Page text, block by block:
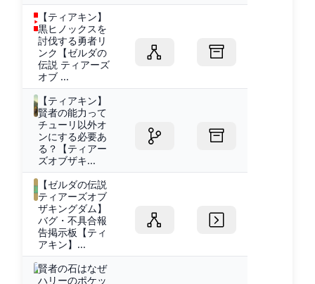
【ティアキン】
黒ヒノックスを
討伐する勇者リ
ンク【ゼルダの
伝説 ティアーズ
オブ ...
【ティアキン】
賢者の能力って
チューリ以外オ
ンにする必要あ
る？【ティアー
ズオブザキ...
【ゼルダの伝説
ティアーズオブ
ザキングダム】
バグ・不具合報
告掲示板【ティ
アキン】...
賢者の石はなぜ
ハリーのポケッ